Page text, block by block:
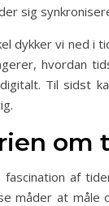
sig
dykker vi ned i
hvordan
Til sidst
om
fascination af
måder at måle